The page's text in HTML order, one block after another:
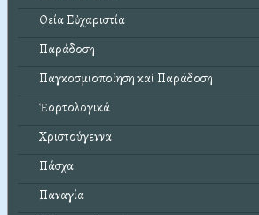
Θεία Εὐχαριστία
Παράδοση
Παγκοσμιοποίηση καί Παράδοση
Ἑορτολογικά
Χριστούγεννα
Πάσχα
Παναγία